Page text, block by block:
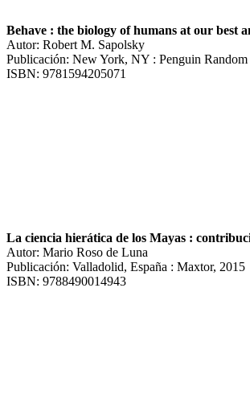
Behave : the biology of humans at our best
Autor: Robert M. Sapolsky
Publicación: New York, NY : Penguin
ISBN: 9781594205071
La ciencia hierática de los Mayas :
Autor: Mario Roso de Luna
Publicación: Valladolid, España : Maxtor, 2015
ISBN: 9788490014943